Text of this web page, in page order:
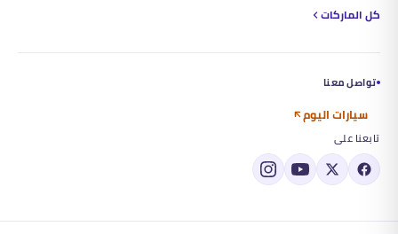
كل الماركات
تواصل معنا
سيارات اليوم
تابعنا على